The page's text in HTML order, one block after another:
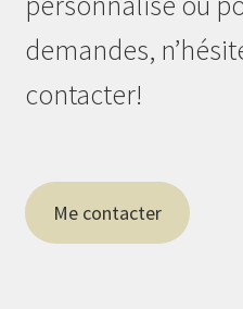
demandes,
contacter!
Me contacter